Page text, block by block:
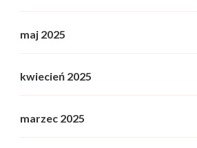
maj 2025
kwiecień 2025
marzec 2025